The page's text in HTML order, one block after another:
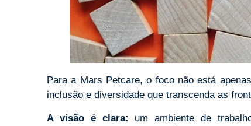
Para a Mars Petcare, o foco não está
inclusão e diversidade que transcenda as
A visão é clara: um ambiente de